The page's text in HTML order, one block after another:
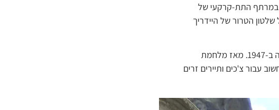
במרתף התת-קרקעי של
הטרור של היידריך
במרתף מותקן לוח זיכרון מברונזה עם תבליט של צנחן וכומר, עם שמות הגיבורים ומגיניהם, שהותקן על קיר מרתף הכנסייה ב-1947. מאז מלחמת
לרגל חשוב עבור צ'כים ותיירים זרים